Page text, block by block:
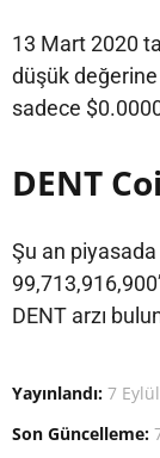
13 Mart 2020
düşük
sadece
DENT
Şu an
DENT arzı
Yayınlandı: 7
Son Güncelleme: